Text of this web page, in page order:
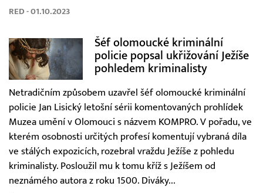
RED - 01.10.2023
Šéf olomoucké kriminální
policie popsal ukřižování Ježíše
pohledem kriminalisty
Netradičním způsobem uzavřel šéf olomoucké kriminální
policie Jan Lisický letošní sérii komentovaných prohlídek
Muzea umění v Olomouci s názvem KOMPRO. V pořadu, ve
kterém osobnosti určitých profesí komentují vybraná díla
ve stálých expozicích, rozebral vraždu Ježíše z pohledu
kriminalisty. Posloužil mu k tomu kříž s Ježíšem od
neznámého autora z roku 1500. Diváky...